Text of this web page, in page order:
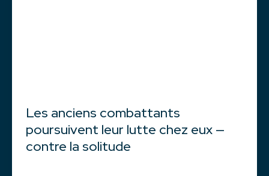
Les anciens combattants
poursuivent leur lutte chez eux ⁠—
contre la solitude